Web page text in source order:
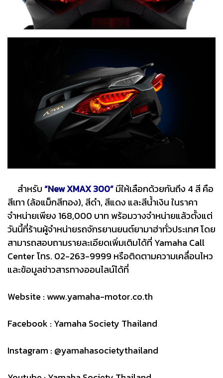
สำหรับ“New XMAX 300”มีให้เลือกด้วยกันถึง 4 สี คือ
สีเทา (ล้อแม็กสีทอง), สีดำ, สีแดง และสีน้ำเงิน ในราคา
จำหน่ายเพียง 168,000 บาท พร้อมวางจำหน่ายแล้วตั้งแต่
วันนี้ที่ร้านผู้จำหน่ายรถจักรยานยนต์ยามาฮ่าทั่วประเทศ โดย
สามารถสอบถามรายละเอียดเพิ่มเติมได้ที่ Yamaha Call
Center โทร. 02-263-9999 หรือติดตามความเคลื่อนไหว
และข้อมูลข่าวสารทางออนไลน์ได้ที่
Website : www.yamaha-motor.co.th
Facebook : Yamaha Society Thailand
Instagram : @yamahasocietythailand